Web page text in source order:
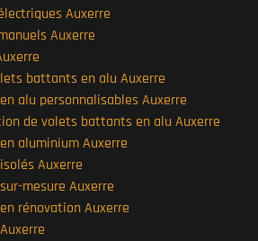
Auxerre
Auxerre
battants en alu Auxerre
alu personnalisables Auxerre
de volets battants en alu Auxerre
aluminium Auxerre
Auxerre
mesure Auxerre
rénovation Auxerre